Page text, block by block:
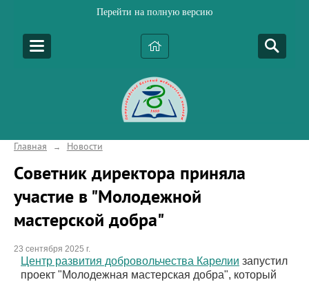
Перейти на полную версию
Главная → Новости
Советник директора приняла
участие в "Молодежной
мастерской добра"
23 сентября 2025 г.
Центр развития добровольчества Карелии запустил
проект "Молодежная мастерская добра", который